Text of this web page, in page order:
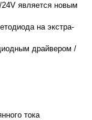
является новым
на экстра-
драйвером /
тока